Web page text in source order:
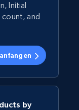
Initial
count, and
by